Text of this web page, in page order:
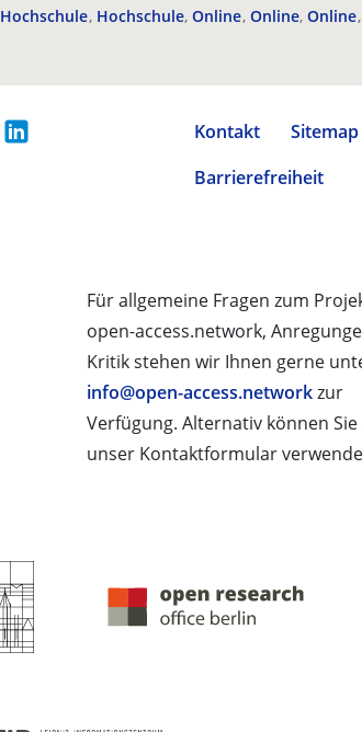
Hochschule Hochschule Online Online Online
Kontakt Sitemap
Barrierefreiheit
Für allgemeine Fragen zum
open-access.network,
Kritik stehen wir Ihnen gerne
info@open-access.networkzur
Verfügung. Alternativ können Sie
unser Kontaktformular